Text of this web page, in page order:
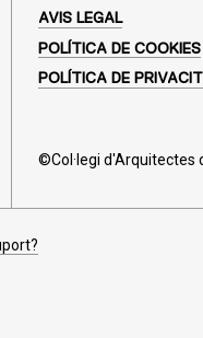
AVIS LEGAL
POLÍTICA DE COOKIES
POLÍTICA DE
©Col·legi d'Arquitectes